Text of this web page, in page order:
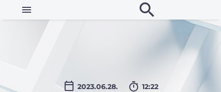
2023.06.28. 12:22